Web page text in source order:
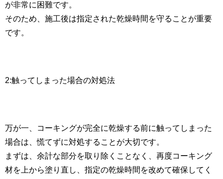
が非常に困難です。
そのため、施工後は指定された乾燥時間を守ることが重要
です。
2:触ってしまった場合の対処法
万が一、コーキングが完全に乾燥する前に触ってしまった
場合は、慌てずに対処することが大切です。
まずは、余計な部分を取り除くことなく、再度コーキング
材を上から塗り直し、指定の乾燥時間を改めて確保してく